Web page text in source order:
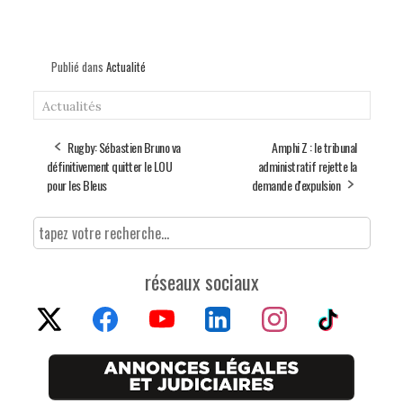
Publié dans Actualité
Actualités
Rugby: Sébastien Bruno va
définitivement quitter le LOU
pour les Bleus
Amphi Z : le tribunal
administratif rejette la
demande d'expulsion
réseaux sociaux